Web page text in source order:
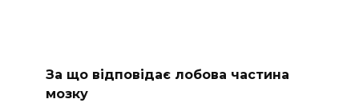
За що відповідає лобова частина
мозку